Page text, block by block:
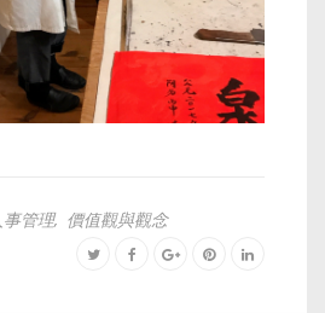
事管理, 價值觀與觀念